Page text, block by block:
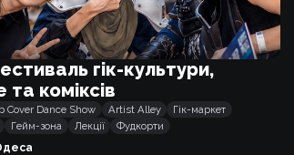
гік-культури,
коміксів
Cover Dance Show Artist Alley
Гік-маркет
Гейм-зона Лекції
Фудкорти